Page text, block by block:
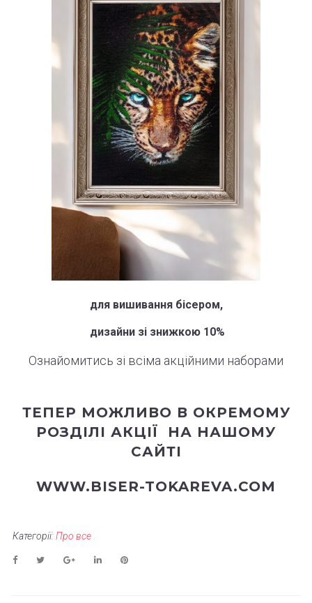
для вишивання бісером,
дизайни зі знижкою 10%
Ознайомитись зі всіма акційними наборами
ТЕПЕР МОЖЛИВО В ОКРЕМОМУ
РОЗДІЛІ АКЦІЇ
НА НАШОМУ
САЙТІ
WWW.BISER-TOKAREVA.COM
Категорії:Про все
FacebookTwitter Google+ LinkedIn